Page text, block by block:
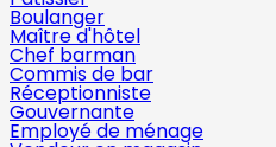
Boulanger
Maître d'hôtel
Chef barman
Commis de bar
Réceptionniste
Gouvernante
Employé de ménage